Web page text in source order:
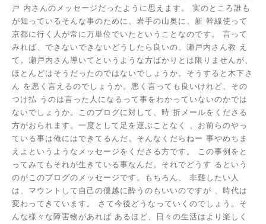
戸 内さんのメッセージだったように思えます。 実のところ誰も
が知っているそんな事のために、岩手の山奥に、新 幹線使って
京都に行く人が常に万単位でいたということなのです。 言って
みれば、できないできないどうしたら良いの。瀬戸内さん教 え
て。瀬戸内さん導いてというような方ばかりとは限りませんが、
ほとんどはそうだったのではないでしょうか。そうすると木下さ
ん を悪く言えるのでしょうか。悪く言っても良いけれど、その
つけ払 うのは言った人になるって事をわかっていないのかでは
ないでしょうか。このブログに対して、時 折メールをくださる
方がおられます。一度として足を運ぶことなく
、お前らのやっ
ている事は俺にはできてるんだ。そんなくだらねー 事やめちま
えよというようなメッセージをくださる方です。
この事例をと
ってみてもそれが生きている事なんだ。それでどうす るという
のがこのブログのメッセージです。もちろん、 非難したい人
は、マウントして自己の優越に酔うのもいいのですが
、時代は
変わってきています。 さて今後どうなっていくのでしょう。そ
んな様々な障害物があれば あるほど、日々の生活はより楽しく